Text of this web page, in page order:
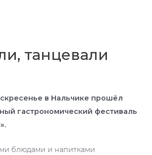
танцевали
в Нальчике прошёл
гастрономический фестиваль
блюдами и напитками